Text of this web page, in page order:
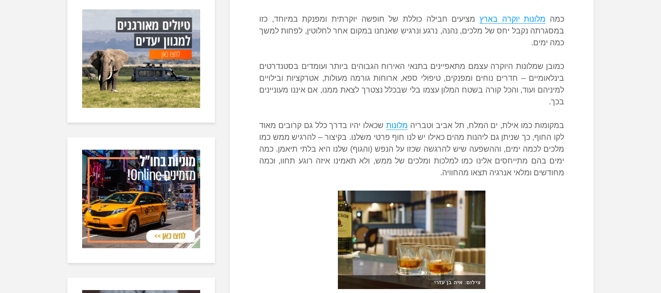
כמה מלונות יוקרה בארץ מציעים חבילה כוללת של חופשה יוקרתית ומפנקת במיוחד, כזו
במסגרתה נקבל יחס של מלכים, נהנה, נרגע ונרגיש שאנחנו במקום אחר לחלוטין, לפחות למשך
כמה ימים.
כמובן שמלונות היוקרה עצמם מתאפיינים בתנאי האירוח הגבוהים ביותר ועומדים בסטנדרטים
בינלאומיים – חדרים נוחים ומפנקים, טיפולי ספא, ארוחות גורמה מעולות, אטרקציות ובילויים
למיניהם ועוד, והכל קורה בשטח המלון עצמו בלי שבכלל נצטרך לצאת ממנו, אם איננו מעוניינים
בכך.
במקומות כמו אילת, ים המלח, תל אביב וטבריה מלונותשכאלו יהיו בדרך כלל גם קרובים מאוד
לקו החוף, כך שניתן גם ליהנות מהים כאילו יש לנו חוף פרטי משלנו. בקיצור – להרגיש ממש כמו
מלכים לכמה ימים, וההשפעה שיש להרגשה שכזו על הנפש (והגוף) שלנו היא בלתי תיאמן. כמה
ימים בהם מתייחסים אלינו כמו למלכות ומלכים של ממש, ולא תאמינו איזה רוגע תחוו, וכמה
מחודשים ומלאי אנרגיה תצאו מהחוויה.
צילום: איה בן עזרי